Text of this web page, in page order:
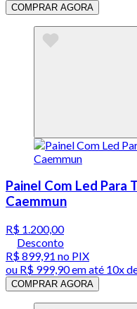
COMPRAR AGORA
Painel Com Led Para
Caemmun
R$ 1.200,00
Desconto
R$ 899,91 no PIX
ou R$ 999,90em até 10x
COMPRAR AGORA